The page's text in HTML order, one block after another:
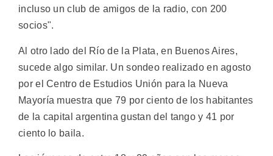
incluso un club de amigos de la radio, con 200
socios".
Al otro lado del Río de la Plata, en Buenos Aires,
sucede algo similar. Un sondeo realizado en agosto
por el Centro de Estudios Unión para la Nueva
Mayoría muestra que 79 por ciento de los habitantes
de la capital argentina gustan del tango y 41 por
ciento lo baila.